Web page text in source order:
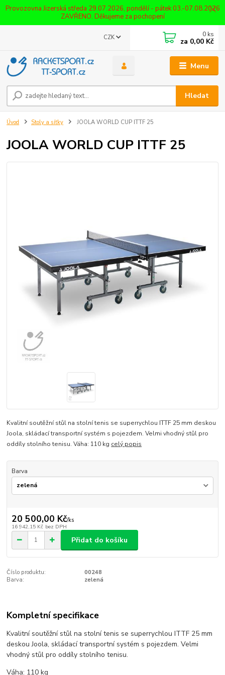
Provozovna Jizerská středa 29.07.2026, pondělí - pátek 03.-07.08.2026
ZAVŘENO. Děkujeme za pochopení
Menu
CZK
Hledat
0 ks
za 0,00 Kč
Úvod Stoly a síťky JOOLA WORLD CUP ITTF 25
JOOLA WORLD CUP ITTF 25
Kvalitní soutěžní stůl na stolní tenis se superrychlou ITTF 25 mm deskou
Joola, skládací transportní systém s pojezdem. Velmi vhodný stůl pro
oddíly stolního tenisu. Váha: 110 kg celý popis
Barva
20 500,00 Kč/ks
16 942,15 Kč bez DPH
Přidat do košíku
Číslo produktu:
00248
Barva:
zelená
Kompletní specifikace
Kvalitní soutěžní stůl na stolní tenis se superrychlou ITTF 25 mm
deskou Joola, skládací transportní systém s pojezdem. Velmi
vhodný stůl pro oddíly stolního tenisu.
Váha: 110 kg